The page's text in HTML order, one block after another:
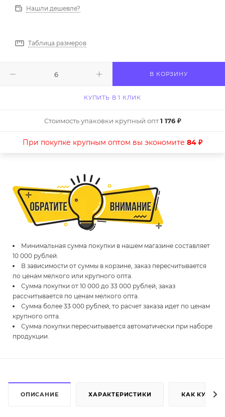
Нашли дешевле?
Таблица размеров
В КОРЗИНУ
КУПИТЬ В 1 КЛИК
Стоимость упаковки крупный опт1 176 ₽
При покупке крупным оптом вы экономите 84 ₽
Минимальная сумма покупки в нашем магазине составляет
10 000 рублей.
В зависимости от суммы в корзине, заказ пересчитывается
по ценам мелкого или крупного опта.
Сумма покупки от 10 000 до 33 000 рублей, заказ
рассчитывается по ценам мелкого опта.
Сумма более 33 000 рублей, то расчет заказа идет по ценам
крупного опта.
Сумма покупки пересчитывается автоматически при наборе
продукции.
ОПИСАНИЕ ХАРАКТЕРИСТИКИ КАК КУПИТЬ